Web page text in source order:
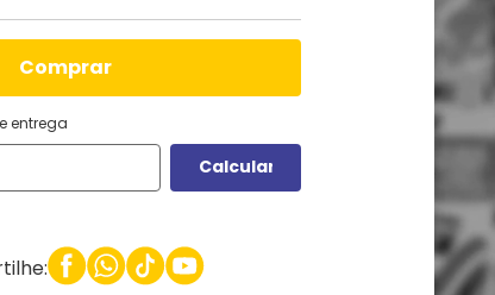
comprar
entrega